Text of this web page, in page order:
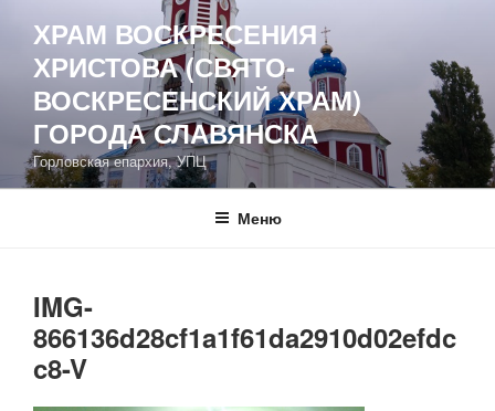
содержимому
ХРАМ ВОСКРЕСЕНИЯ
ХРИСТОВА (СВЯТО-
ВОСКРЕСЕНСКИЙ ХРАМ)
ГОРОДА СЛАВЯНСКА
Горловская епархия, УПЦ
Меню
IMG-
866136d28cf1a1f61da2910d02efdc
c8-V